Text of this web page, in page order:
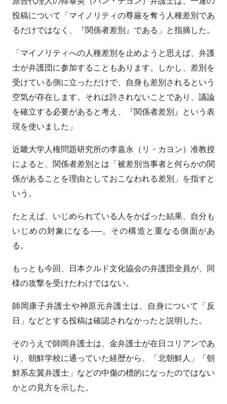
投稿について「マイノリティの尊厳を奪う人種差別であ
るだけではなく、『関係者差別』である」と指摘した。
「マイノリティへの人種差別を止めようと思えば、弁護
士が弁護団に参加することもあります。しかし、差別を
受けている側に立っただけで、自身も差別されるという
空気が存在します。それは許されないことであり、議論
を確立する必要があると考え、『関係者差別』という表
現を使いました」
近畿大学人権問題研究所の李嘉永（リ・カヨン）准教授
によると、関係者差別とは「被差別当事者と何らかの関
係があることを理由としておこなわれる差別」を指すと
いう。
たとえば、いじめられている人をかばった結果、自分も
いじめの対象になる──。その構造と重なる側面があ
る。
もっとも今回、日本クルド文化協会の弁護団全員が、同
様の攻撃を受けたわけではない。
師岡康子弁護士や神原元弁護士は、自身について「反
日」などとする投稿は確認されなかったと説明した。
そのうえで師岡弁護士は、金弁護士が在日コリアンであ
り、朝鮮学校に通っていた経歴から、「北朝鮮人」「朝
鮮系左翼弁護士」などの中傷の標的になったのではない
かとの見方を示した。